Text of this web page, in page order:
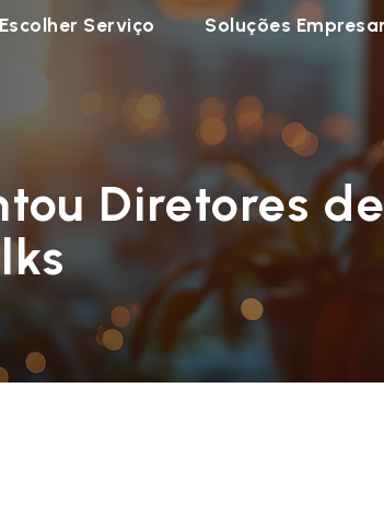
Escolher Serviço Soluções
Diretores